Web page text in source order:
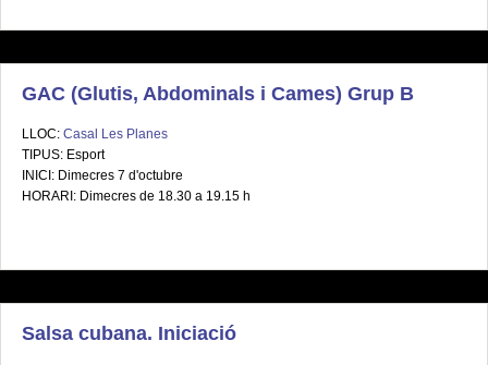
GAC (Glutis, Abdominals i Cames) Grup B
LLOC: Casal Les Planes
TIPUS: Esport
INICI: Dimecres 7 d'octubre
HORARI: Dimecres de 18.30 a 19.15 h
Salsa cubana. Iniciació